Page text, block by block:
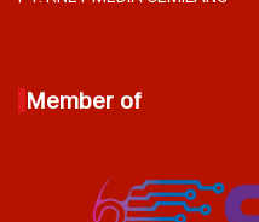
Member of